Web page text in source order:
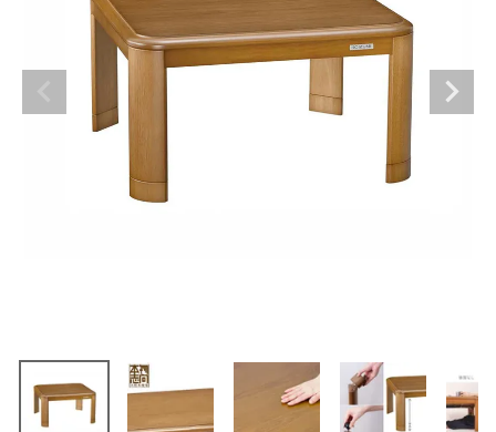
冷暖房家電
家具
ログイン